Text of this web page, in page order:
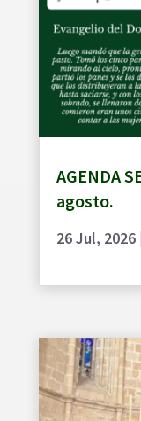
AGENDA
agosto.
26 Jul, 2026|